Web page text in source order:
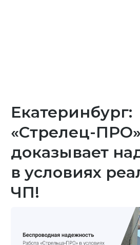
Екатеринбург:
«Стрелец-ПРО»
доказывает
в условиях
ЧП!